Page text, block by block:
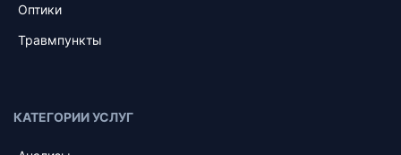
Оптики
Травмпункты
КАТЕГОРИИ УСЛУГ